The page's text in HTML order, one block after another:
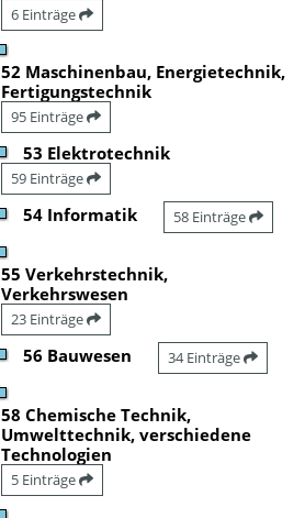
6 Einträge
52 Maschinenbau, Energietechnik,
Fertigungstechnik
95 Einträge
53 Elektrotechnik
59 Einträge
54 Informatik 58 Einträge
55 Verkehrstechnik,
Verkehrswesen
23 Einträge
56 Bauwesen 34 Einträge
58 Chemische Technik,
Umwelttechnik, verschiedene
Technologien
5 Einträge